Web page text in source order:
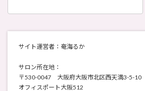
サイト運営者：奄海るか
サロン所在地：
〒530-0047 大阪府大阪市北区西天満3-5-10
オフィスポート大阪512